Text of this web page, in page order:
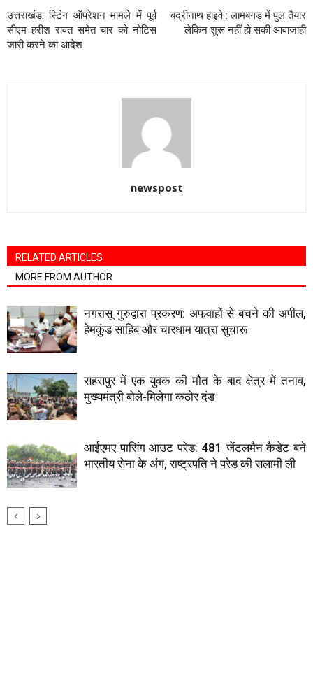
उत्तराखंड: स्टिंग ऑपरेशन मामले में पूर्व
सीएम हरीश रावत समेत चार को नोटिस
जारी करने का आदेश
बद्रीनाथ हाइवे : लामबगड़ में पुल तैयार
लेकिन शुरू नहीं हो सकी आवाजाही
newspost
RELATED ARTICLES
MORE FROM AUTHOR
नगरासू गुरुद्वारा प्रकरण: अफवाहों से बचने की अपील,
हेमकुंड साहिब और चारधाम यात्रा सुचारू
सहसपुर में एक युवक की मौत के बाद क्षेत्र में तनाव,
मुख्यमंत्री बोले-मिलेगा कठोर दंड
आईएमए पासिंग आउट परेड: 481 जेंटलमैन कैडेट बने
भारतीय सेना के अंग, राष्ट्रपति ने परेड की सलामी ली